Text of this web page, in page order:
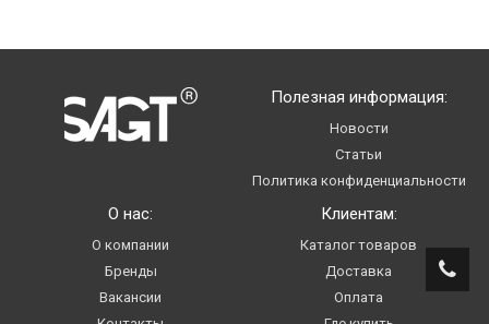
О нас:
О компании
Бренды
Вакансии
Клиентам:
Каталог товаров
Доставка
Оплата
Полезная информация:
Новости
Статьи
Политика конфиденциальности